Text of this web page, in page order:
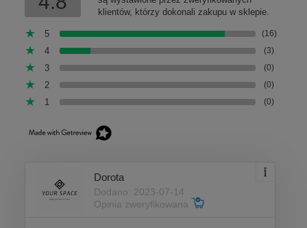
klientów, którzy dokonali zakupu w sklepie.
5 (16)
4 (3)
3 (0)
2 (0)
1 (0)
Dorota
Dodano: 2023-07-14
Opinia zweryfikowana